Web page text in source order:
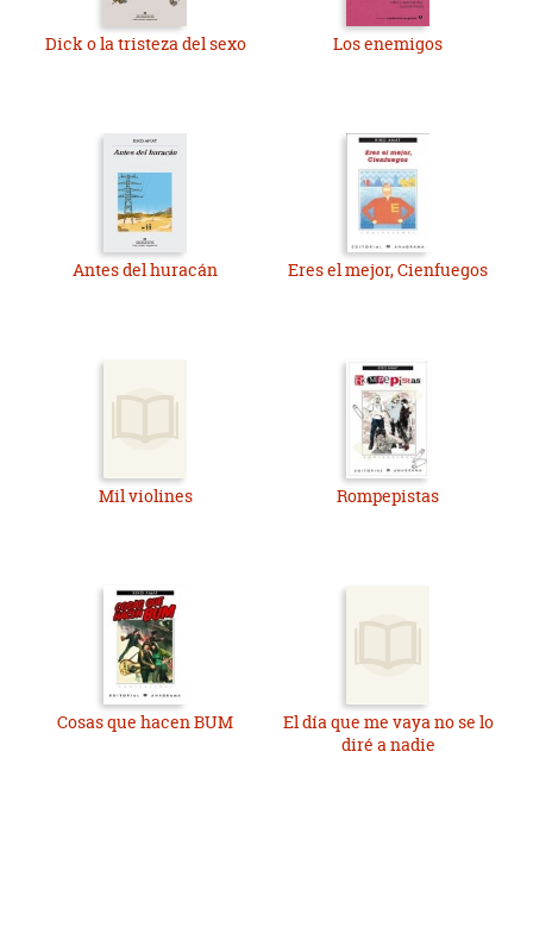
Dick o la tristeza del sexo Los enemigos
Antes del huracán Eres el mejor, Cienfuegos
Mil violines Rompepistas
Cosas que hacen BUM
El día que me vaya no se lo
diré a nadie